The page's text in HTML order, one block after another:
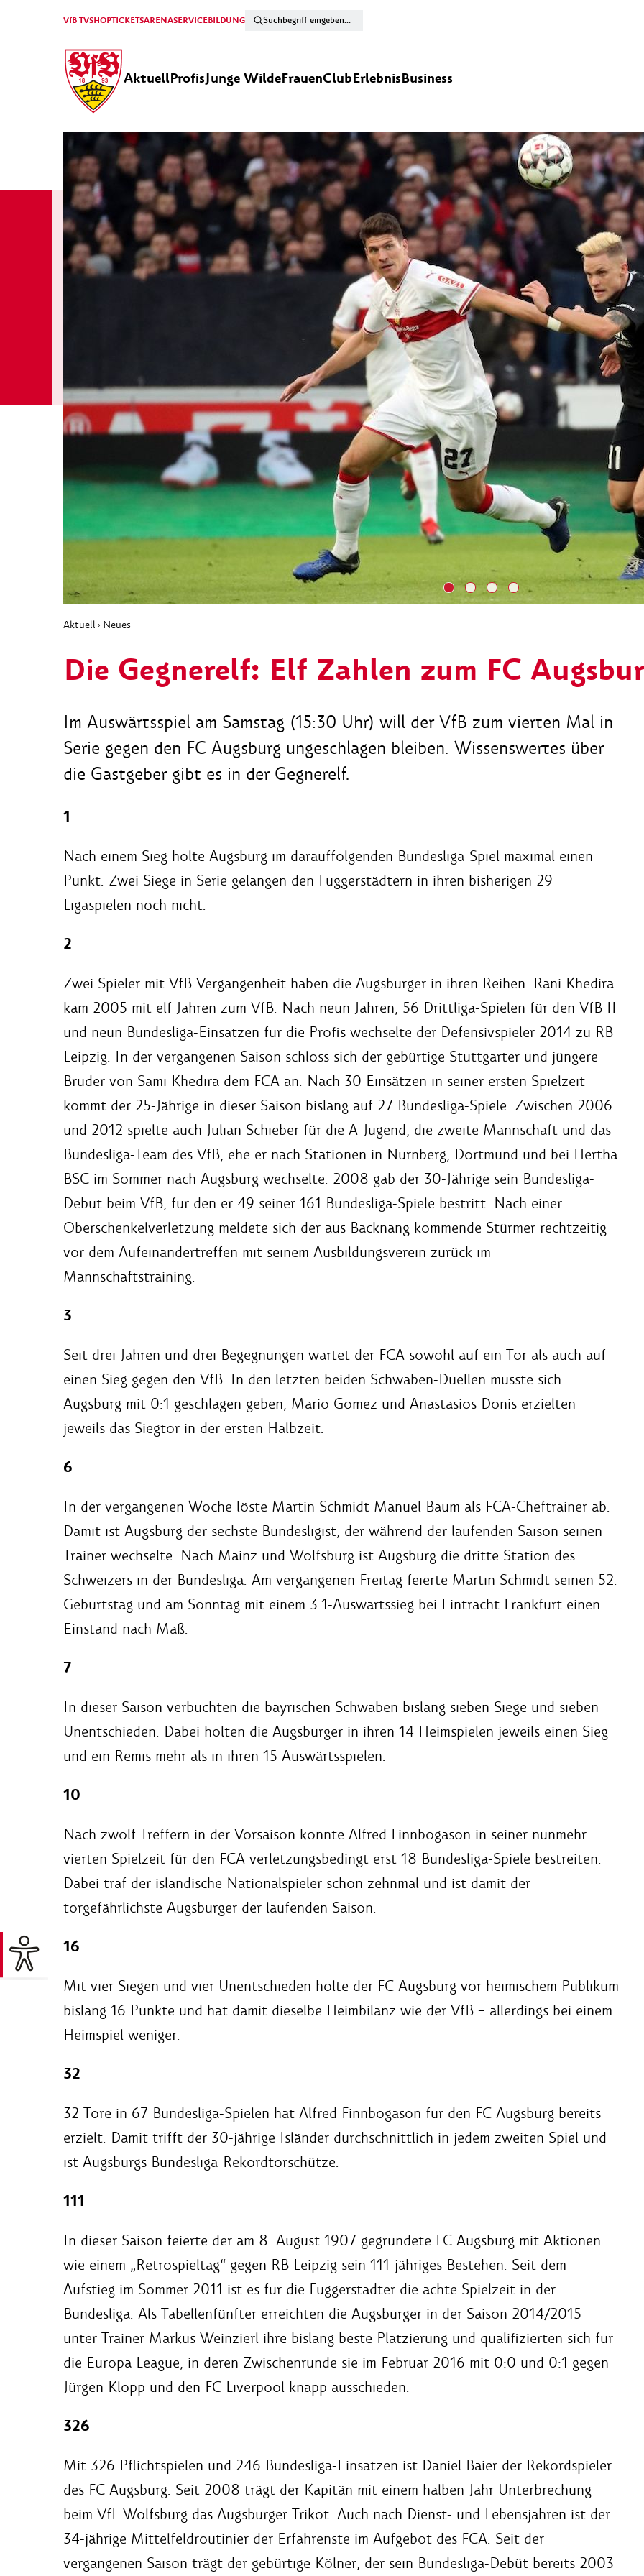
VfB TVSHOPTICKETSARENASERVICEBILDUNG
AktuellProfisJunge WildeFrauenClubErlebnisBusiness
Aktuell › Neues
Die Gegnerelf: Elf Zahlen zum FC
Im Auswärtsspiel am Samstag (15:30 Uhr) will der VfB zum vierten Mal in
Serie gegen den FC Augsburg ungeschlagen bleiben. Wissenswertes über
die Gastgeber gibt es in der Gegnerelf.
1
Nach einem Sieg holte Augsburg im darauffolgenden Bundesliga-Spiel maximal einen
Punkt. Zwei Siege in Serie gelangen den Fuggerstädtern in ihren bisherigen 29
Ligaspielen noch nicht.
2
Zwei Spieler mit VfB Vergangenheit haben die Augsburger in ihren Reihen. Rani Khedira
kam 2005 mit elf Jahren zum VfB. Nach neun Jahren, 56 Drittliga-Spielen für den VfB II
und neun Bundesliga-Einsätzen für die Profis wechselte der Defensivspieler 2014 zu RB
Leipzig. In der vergangenen Saison schloss sich der gebürtige Stuttgarter und jüngere
Bruder von Sami Khedira dem FCA an. Nach 30 Einsätzen in seiner ersten Spielzeit
kommt der 25-Jährige in dieser Saison bislang auf 27 Bundesliga-Spiele. Zwischen 2006
und 2012 spielte auch Julian Schieber für die A-Jugend, die zweite Mannschaft und das
Bundesliga-Team des VfB, ehe er nach Stationen in Nürnberg, Dortmund und bei Hertha
BSC im Sommer nach Augsburg wechselte. 2008 gab der 30-Jährige sein Bundesliga-
Debüt beim VfB, für den er 49 seiner 161 Bundesliga-Spiele bestritt. Nach einer
Oberschenkelverletzung meldete sich der aus Backnang kommende Stürmer rechtzeitig
vor dem Aufeinandertreffen mit seinem Ausbildungsverein zurück im
Mannschaftstraining.
3
Seit drei Jahren und drei Begegnungen wartet der FCA sowohl auf ein Tor als auch auf
einen Sieg gegen den VfB. In den letzten beiden Schwaben-Duellen musste sich
Augsburg mit 0:1 geschlagen geben, Mario Gomez und Anastasios Donis erzielten
jeweils das Siegtor in der ersten Halbzeit.
6
In der vergangenen Woche löste Martin Schmidt Manuel Baum als FCA-Cheftrainer ab.
Damit ist Augsburg der sechste Bundesligist, der während der laufenden Saison seinen
Trainer wechselte. Nach Mainz und Wolfsburg ist Augsburg die dritte Station des
Schweizers in der Bundesliga. Am vergangenen Freitag feierte Martin Schmidt seinen 52.
Geburtstag und am Sonntag mit einem 3:1-Auswärtssieg bei Eintracht Frankfurt einen
Einstand nach Maß.
7
In dieser Saison verbuchten die bayrischen Schwaben bislang sieben Siege und sieben
Unentschieden. Dabei holten die Augsburger in ihren 14 Heimspielen jeweils einen Sieg
und ein Remis mehr als in ihren 15 Auswärtsspielen.
10
Nach zwölf Treffern in der Vorsaison konnte Alfred Finnbogason in seiner nunmehr
vierten Spielzeit für den FCA verletzungsbedingt erst 18 Bundesliga-Spiele bestreiten.
Dabei traf der isländische Nationalspieler schon zehnmal und ist damit der
torgefährlichste Augsburger der laufenden Saison.
16
Mit vier Siegen und vier Unentschieden holte der FC Augsburg vor heimischem Publikum
bislang 16 Punkte und hat damit dieselbe Heimbilanz wie der VfB – allerdings bei einem
Heimspiel weniger.
32
32 Tore in 67 Bundesliga-Spielen hat Alfred Finnbogason für den FC Augsburg bereits
erzielt. Damit trifft der 30-jährige Isländer durchschnittlich in jedem zweiten Spiel und
ist Augsburgs Bundesliga-Rekordtorschütze.
111
In dieser Saison feierte der am 8. August 1907 gegründete FC Augsburg mit Aktionen
wie einem „Retrospieltag“ gegen RB Leipzig sein 111-jähriges Bestehen. Seit dem
Aufstieg im Sommer 2011 ist es für die Fuggerstädter die achte Spielzeit in der
Bundesliga. Als Tabellenfünfter erreichten die Augsburger in der Saison 2014/2015
unter Trainer Markus Weinzierl ihre bislang beste Platzierung und qualifizierten sich für
die Europa League, in deren Zwischenrunde sie im Februar 2016 mit 0:0 und 0:1 gegen
Jürgen Klopp und den FC Liverpool knapp ausschieden.
326
Mit 326 Pflichtspielen und 246 Bundesliga-Einsätzen ist Daniel Baier der Rekordspieler
des FC Augsburg. Seit 2008 trägt der Kapitän mit einem halben Jahr Unterbrechung
beim VfL Wolfsburg das Augsburger Trikot. Auch nach Dienst- und Lebensjahren ist der
34-jährige Mittelfeldroutinier der Erfahrenste im Aufgebot des FCA. Seit der
vergangenen Saison trägt der gebürtige Kölner, der sein Bundesliga-Debüt bereits 2003